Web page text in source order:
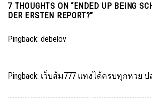
7 THOUGHTS ON “ENDED UP BEING
DER ERSTEN REPORT?”
Pingback: debelov
Pingback: เว็บส้ม777 แทงได้ครบทุกหวย ป